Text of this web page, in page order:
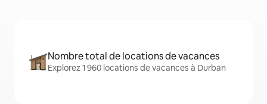
Nombre total de locations de vacances
Explorez 1 960 locations de vacances à Durban